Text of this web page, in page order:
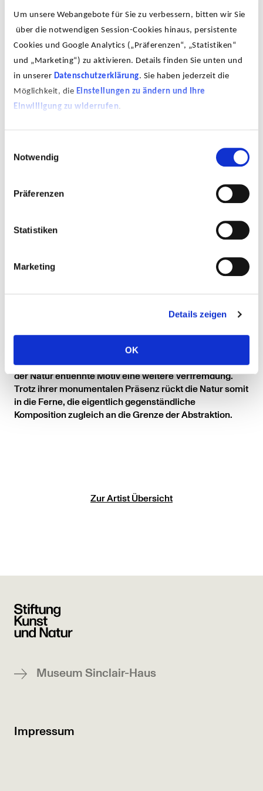
Um unsere Webangebote für Sie zu verbessern, bitten wir Sie
über die notwendigen Session-Cookies hinaus, persistente
Cookies und Google Analytics („Präferenzen“, „Statistiken“
und „Marketing“) zu aktivieren. Details finden Sie unten und
in unserer Datenschutzerklärung. Sie haben jederzeit die
Möglichkeit, die Einstellungen zu ändern und Ihre
Einwilligung zu widerrufen.
Notwendig
Präferenzen
Statistiken
Marketing
Details zeigen
OK
Hier verbringt er seit 1981 regelmäßig die
Sommermonate. Seine meist großformatigen Gemälde
zeigen Motive des irischen Landlebens wie Fischer,
Fuchsien« entstanden. Es sind wenige großformatige
Blüten in tiefem, intensiven Rot, ein Ausschnitt aus einer
Hecke, wie sie in Irland im Sommer üppig wuchernd
ganze Landschaftszüge prägen. Der Farbauftrag des
Bildes ist äußerst flüchtig, wie verwischt in Rot, Pink und
hellem Grün mit breitem Pinsel auf die ungrundierte
Leinwand gebannt. Den weißen Malgrund des
einbezogen, im unteren Bilddrittel unberührt stehen
gelassen. So scheint es dem Betrachter, als führe er
Künstler mit der Bildperspektive – eine Irritation, die erst
bei näherer Beschäftigung mit der Darstellung deutlich
wird: Denn während die Blüten frontal gezeigt sind,
vollzieht sich der Bildeindruck des Vorbeifahrens aus
seitlicher Perspektive. Durch die künstlerischen Mittel
der Vergrößerung und Ausschnitthaftigkeit erfährt das
der Natur entlehnte Motiv eine weitere Verfremdung.
Trotz ihrer monumentalen Präsenz rückt die Natur somit
in die Ferne, die eigentlich gegenständliche
Komposition zugleich an die Grenze der Abstraktion.
Zur Artist Übersicht
Museum Sinclair-Haus
Impressum